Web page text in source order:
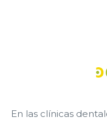
En las clínicas